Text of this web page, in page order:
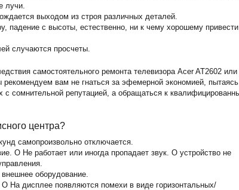
лучи.
выходом из строя различных деталей.
падение с высоты, естественно, ни к чему хорошему
случаются просчеты.
самостоятельного ремонта телевизора Acer AT2602 или
вам не гнаться за эфемерной экономией, пытаясь
с сомнительной репутацией, а обращаться к
центра?
самопроизвольно отключается.
O Не работает или иногда пропадает звук. O устройство не
оборудование.
На дисплее появляются помехи в виде горизонтальных/